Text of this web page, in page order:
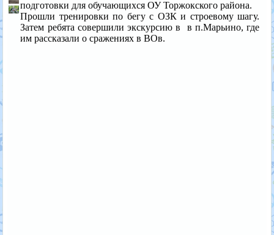
подготовки для обучающихся ОУ Торжокского района.
Прошли тренировки по бегу с ОЗК и строевому шагу.
Затем ребята совершили экскурсию в в п.Марьино, где
им рассказали о сражениях в ВОв.